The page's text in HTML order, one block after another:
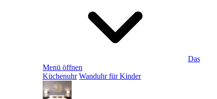
Das
Menü öffnen
Küchenuhr Wanduhr für Kinder